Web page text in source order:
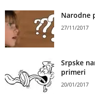
Narodne
27/11/2017
Srpske
primeri
20/01/2017